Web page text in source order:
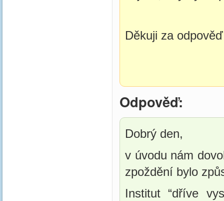
Děkuji za
Odpověď:
Dobrý den,
v úvodu nám
zpoždění bylo
Institut “dříve